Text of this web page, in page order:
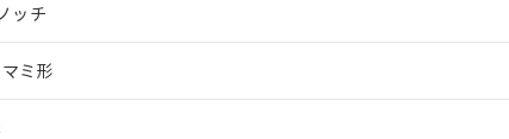
ッチ
ミ形